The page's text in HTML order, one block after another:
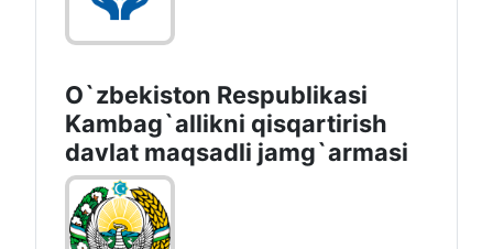
Iqtisodiyot va moliya vazirligi
huzuridagi budjetdan tashqari
Pensiya jamg‘armasi